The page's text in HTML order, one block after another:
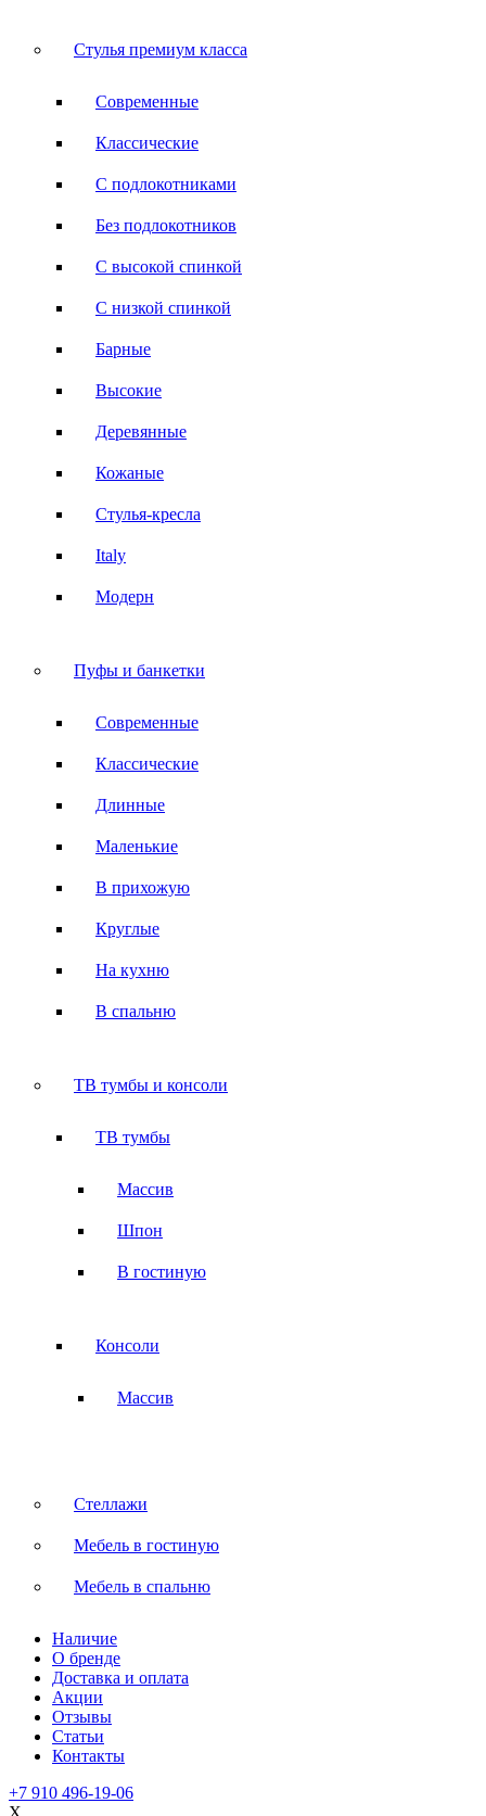
Стулья премиум класса
Современные
Классические
С подлокотниками
Без подлокотников
С высокой спинкой
С низкой спинкой
Барные
Высокие
Деревянные
Кожаные
Стулья-кресла
Italy
Модерн
Пуфы и банкетки
Современные
Классические
Длинные
Маленькие
В прихожую
Круглые
На кухню
В спальню
ТВ тумбы и консоли
ТВ тумбы
Массив
Шпон
В гостиную
Консоли
Массив
Стеллажи
Мебель в гостиную
Мебель в спальню
Наличие
О бренде
Доставка и оплата
Акции
Отзывы
Статьи
Контакты
+7 910 496-19-06
X